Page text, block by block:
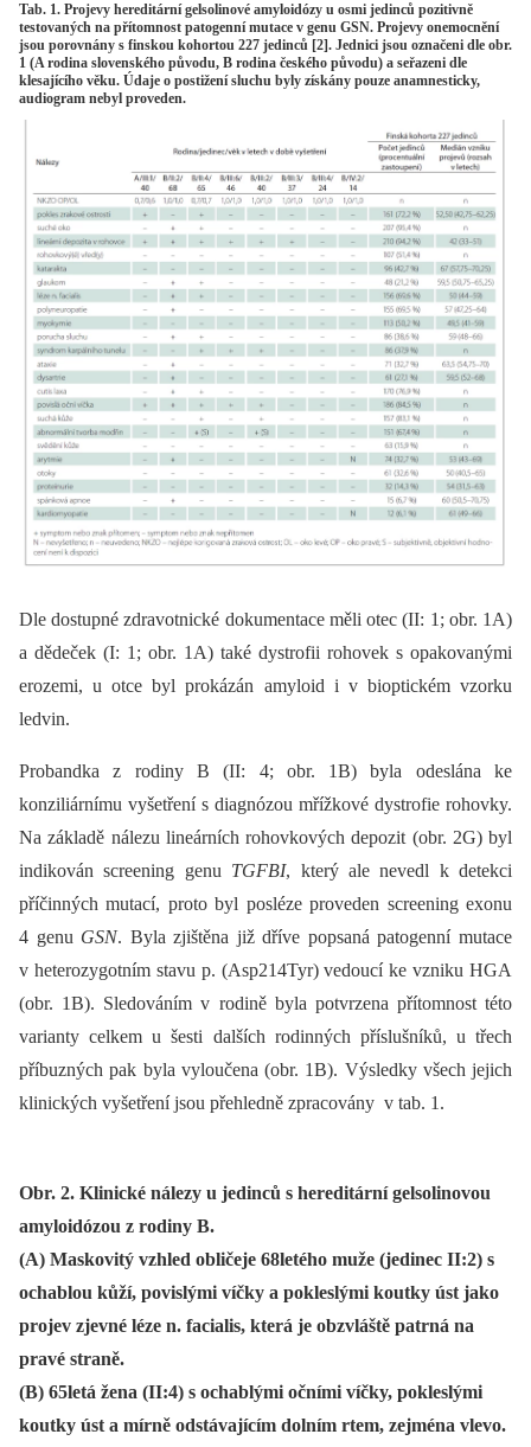
Tab. 1. Projevy hereditární gelsolinové amyloidózy u osmi jedinců pozitivně
testovaných na přítomnost patogenní mutace v genu GSN. Projevy onemocnění
jsou porovnány s finskou kohortou 227 jedinců [2]. Jednici jsou označeni dle obr.
1 (A rodina slovenského původu, B rodina českého původu) a seřazeni dle
klesajícího věku. Údaje o postižení sluchu byly získány pouze anamnesticky,
audiogram nebyl proveden.
Dle dostupné zdravotnické dokumentace měli otec (II: 1; obr. 1A)
a dědeček (I: 1; obr. 1A) také dystrofii rohovek s opakovanými
erozemi, u otce byl prokázán amyloid i v bio­ptickém vzorku
ledvin.
Probandka z rodiny B (II: 4; obr. 1B) byla odeslána ke
konziliárnímu vyšetření s dia­gnózou mřížkové dystrofie rohovky.
Na základě nálezu lineárních rohovkových depozit (obr. 2G) byl
indikován screening genu TGFBI, který ale nevedl k detekci
příčinných mutací, proto byl posléze proveden screening exonu
4 genu GSN. Byla zjištěna již dříve popsaná patogenní mutace
v heterozygotním stavu p. (Asp214Tyr) vedoucí ke vzniku HGA
(obr. 1B). Sledováním v rodině byla potvrzena přítomnost této
varianty celkem u šesti dalších rodinných příslušníků, u třech
příbuzných pak byla vyloučena (obr. 1B). Výsledky všech jejich
klinických vyšetření jsou přehledně zpracovány v tab. 1.
Obr. 2. Klinické nálezy u jedinců s hereditární gelsolinovou
amyloidózou z rodiny B.
(A) Maskovitý vzhled obličeje 68letého muže (jedinec II:2) s
ochablou kůží, povislými víčky a pokleslými koutky úst jako
projev zjevné léze n. facialis, která je obzvláště patrná na
pravé straně.
(B) 65letá žena (II:4) s ochablými očními víčky, pokleslými
koutky úst a mírně odstávajícím dolním rtem, zejména vlevo.